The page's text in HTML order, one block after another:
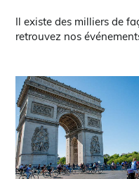
Il existe des milliers de
retrouvez nos